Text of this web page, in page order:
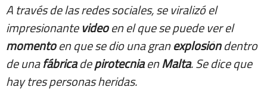
A través de las redes sociales, se viralizó el
impresionante videoen el que se puede ver el
momentoen que se dio una granexplosióndentro
de unafábricadepirotecniaenMalta. Se dice que
hay tres personas heridas.